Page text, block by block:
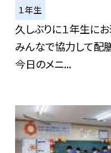
１年生
久しぶりに１年生にお
みんなで協力して配
今日のメニ...